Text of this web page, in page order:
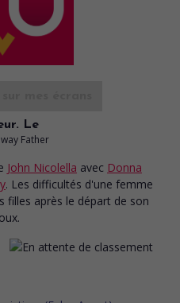
Le
Father
John Nicolella avec Donna
. Les difficultés d'une femme
filles après le départ de son